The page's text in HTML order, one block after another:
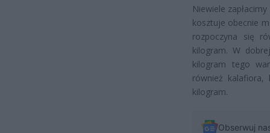
Niewiele
kosztuje obecnie
rozpoczyna się
kilogram. W
kilogram tego
również kalafiora,
kilogram.
Obserwuj